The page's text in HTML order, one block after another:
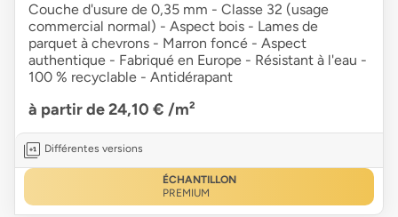
Couche d'usure de 0,35 mm - Classe 32 (usage
commercial normal) - Aspect bois - Lames de
parquet à chevrons - Marron foncé - Aspect
authentique - Fabriqué en Europe - Résistant à l'eau -
100 % recyclable - Antidérapant
à partir de 24,10 € /m²
Différentes versions
ÉCHANTILLON
PREMIUM